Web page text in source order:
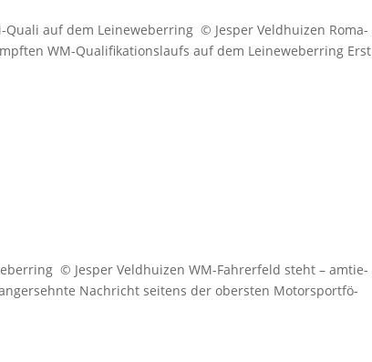
auf dem Lei­ne­we­ber­ring © Jesper Veldhuizen Roma­
WM-Qua­li­fi­ka­ti­ons­laufs auf dem Leineweberring Erst
© Jesper Veldhuizen WM-Fah­rer­feld steht – amtie­
Nach­richt sei­tens der obers­ten Motor­sport­fö­